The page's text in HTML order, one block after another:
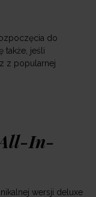
do
także, jeśli
z popularnej
All-In-
wersji deluxe